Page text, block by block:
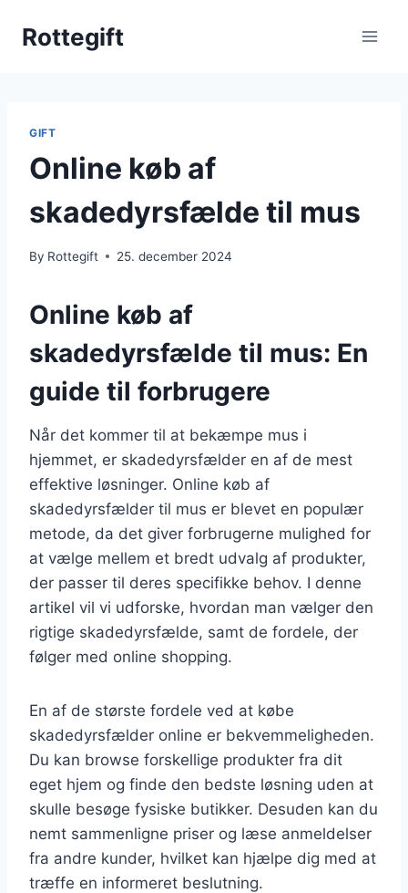
Rottegift
GIFT
Online køb af
skadedyrsfælde til mus
By Rottegift 25. december 2024
Online køb af
skadedyrsfælde til mus: En
guide til forbrugere
Når det kommer til at bekæmpe mus i
hjemmet, er skadedyrsfælder en af de mest
effektive løsninger. Online køb af
skadedyrsfælder til mus er blevet en populær
metode, da det giver forbrugerne mulighed for
at vælge mellem et bredt udvalg af produkter,
der passer til deres specifikke behov. I denne
artikel vil vi udforske, hvordan man vælger den
rigtige skadedyrsfælde, samt de fordele, der
følger med online shopping.
En af de største fordele ved at købe
skadedyrsfælder online er bekvemmeligheden.
Du kan browse forskellige produkter fra dit
eget hjem og finde den bedste løsning uden at
skulle besøge fysiske butikker. Desuden kan du
nemt sammenligne priser og læse anmeldelser
fra andre kunder, hvilket kan hjælpe dig med at
træffe en informeret beslutning.